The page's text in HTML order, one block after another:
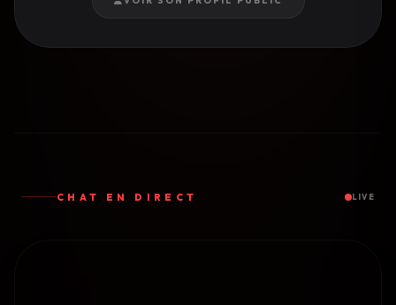
CHAT EN DIRECT LIVE